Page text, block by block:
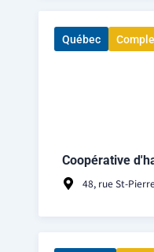
Québec
Coopérative
48, rue St-